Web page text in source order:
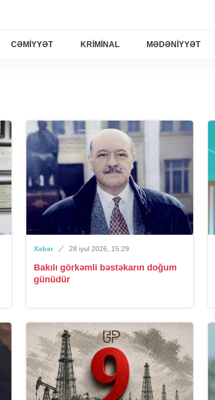
CƏMIYYƏT KRIMINAL MƏDƏNIYYƏT
Xəbər 28 iyul 2026, 15:29
Bakılı görkəmli bəstəkarın doğum
günüdür